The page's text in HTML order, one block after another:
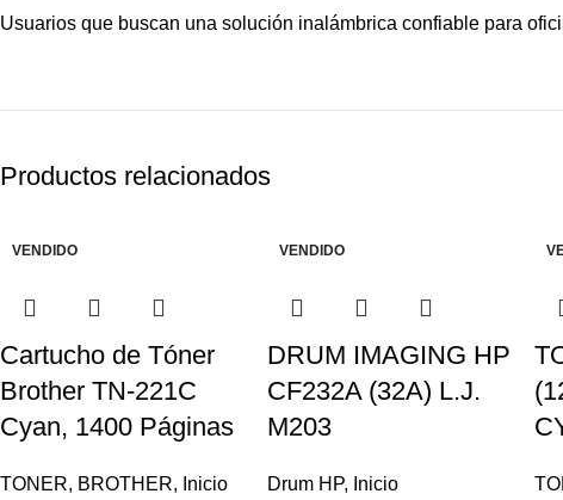
Usuarios que buscan una solución inalámbrica confiable para
Productos relacionados
VENDIDO
Cartucho de Tóner
Brother TN-221C
Cyan, 1400 Páginas
TONER, BROTHER, Inicio
VENDIDO
DRUM IMAGING HP
CF232A (32A) L.J.
M203
Drum HP, Inicio